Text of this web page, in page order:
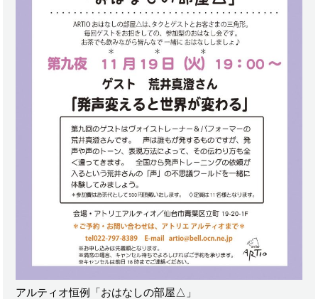
アルティオ恒例「おはなしの部屋△」